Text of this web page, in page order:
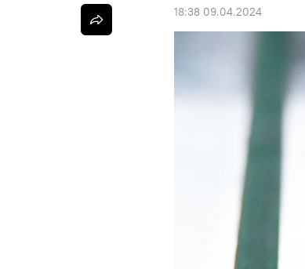
18:38 09.04.2024